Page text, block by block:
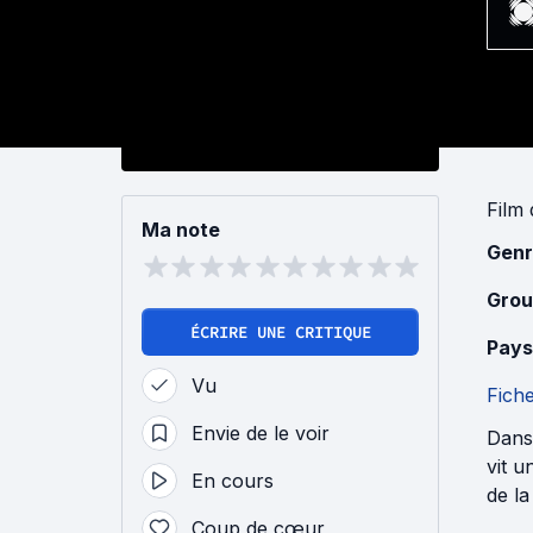
Ma note
ÉCRIRE UNE CRITIQUE
Vu
Envie de le voir
En cours
Film
vit
de